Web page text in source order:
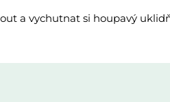
a vychutnat si houpavý